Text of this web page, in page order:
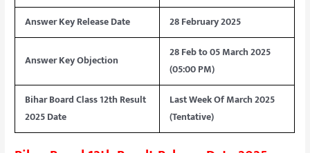
Answer Key Release Date 28 February 2025
Answer Key Objection
28 Feb to 05 March 2025
(05:00 PM)
Bihar Board Class 12th Result
2025 Date
Last Week Of March 2025
(Tentative)